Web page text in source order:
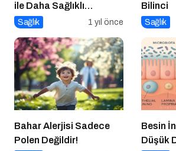
ile Daha Sağlıklı
Yaşamak
Sağlık 1 yıl önce
Bilinci
Sağlık
Bahar Alerjisi Sadece
Polen Değildir!
Besin
Düşük